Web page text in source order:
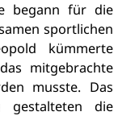
begann für die
sportlichen
kümmerte
mitgebrachte
musste. Das
gestalteten die